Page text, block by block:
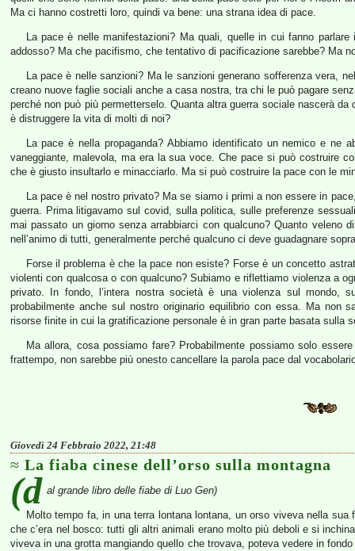
Ma ci hanno costretti loro, quindi va bene: una strana idea di pace.
La pace è nelle manifestazioni? Ma quali, quelle in cui fanno
addosso? Ma che pacifismo, che tentativo di pacificazione sarebbe? Ma
La pace è nelle sanzioni? Ma le sanzioni generano sofferenza vera,
creano nuove faglie sociali anche a casa nostra, tra chi le può pagare
perché non può più permetterselo. Quanta altra guerra sociale nascerà
è distruggere la vita di molti di noi?
La pace è nella propaganda? Abbiamo identificato un nemico e ne
vaneggiante, malevola, ma era la sua voce. Che pace si può costruire
che è giusto insultarlo e minacciarlo. Ma si può costruire la pace con le
La pace è nel nostro privato? Ma se siamo i primi a non essere in
guerra. Prima litigavamo sul covid, sulla politica, sulle preferenze
mai passato un giorno senza arrabbiarci con qualcuno? Quanto
nell’animo di tutti, generalmente perché qualcuno ci deve guadagnare
Forse il problema è che la pace non esiste? Forse è un concetto
violenti con qualcosa o con qualcuno? Subiamo e riflettiamo violenza a
privato. In fondo, l’intera nostra società è una violenza sul mondo,
probabilmente anche sul nostro originario equilibrio con essa. Ma non
risorse finite in cui la gratificazione personale è in gran parte basata sulla
Ma allora, cosa possiamo fare? Probabilmente possiamo solo
frattempo, non sarebbe più onesto cancellare la parola pace dal
Giovedì 24 Febbraio 2022, 21:48
La fiaba cinese dell’orso sulla montagna
(d al grande libro delle fiabe di Luo Gen)
Molto tempo fa, in una terra lontana lontana, un orso viveva nella
che c’era nel bosco: tutti gli altri animali erano molto più deboli e si
viveva in una grotta mangiando quello che trovava, poteva vedere in